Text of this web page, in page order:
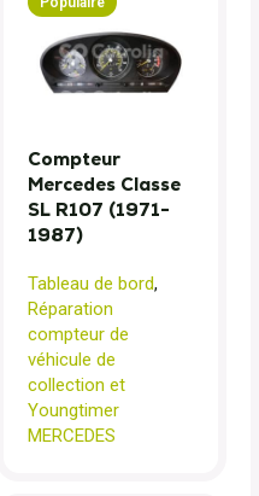
Compteur
Mercedes Classe
SL R107 (1971-
1987)
Tableau de bord,
Réparation
compteur de
véhicule de
collection et
Youngtimer
MERCEDES